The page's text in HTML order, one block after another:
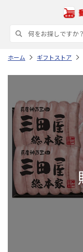
ホーム ギフトストア